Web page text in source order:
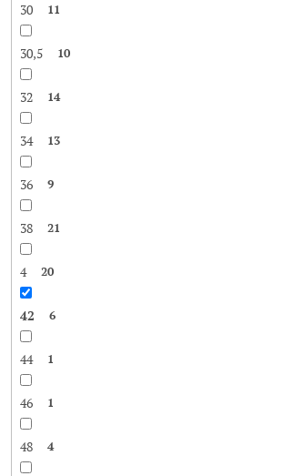
30 11
30,5 10
32 14
34 13
36 9
38 21
4 20
42 6
44 1
46 1
48 4